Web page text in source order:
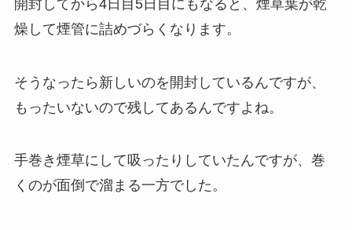
開封してから4日目5日目にもなると、煙草葉が乾
燥して煙管に詰めづらくなります。
そうなったら新しいのを開封しているんですが、
もったいないので残してあるんですよね。
手巻き煙草にして吸ったりしていたんですが、巻
くのが面倒で溜まる一方でした。